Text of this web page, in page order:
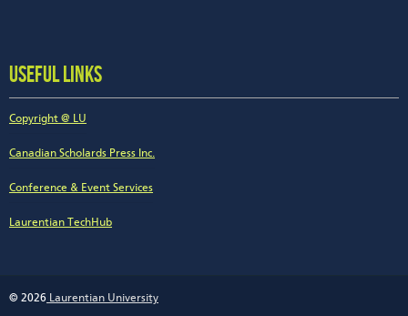
USEFUL LINKS
Copyright @ LU
Canadian Scholards Press Inc.
Conference & Event Services
Laurentian TechHub
© 2026 Laurentian University